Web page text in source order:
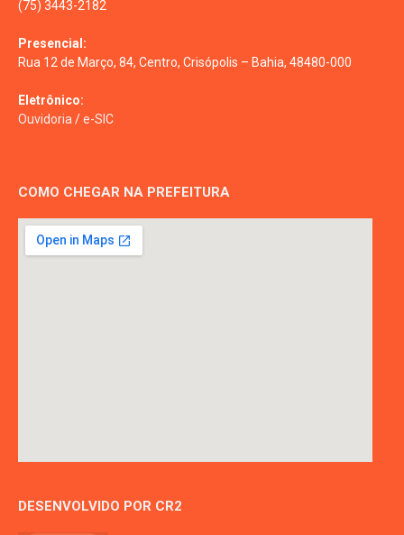
(75) 3443-2182
Presencial:
Rua 12 de Março, 84, Centro, Crisópolis – Bahia, 48480-000
Eletrônico:
Ouvidoria/e-SIC
COMO CHEGAR NA PREFEITURA
DESENVOLVIDO POR CR2